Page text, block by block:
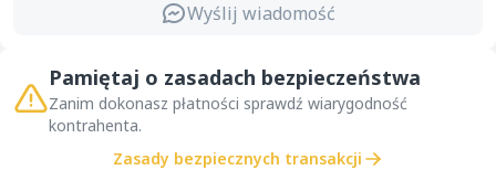
Wyślij wiadomość
Pamiętaj o zasadach bezpieczeństwa
Zanim dokonasz płatności sprawdź wiarygodność
kontrahenta.
Zasady bezpiecznych transakcji